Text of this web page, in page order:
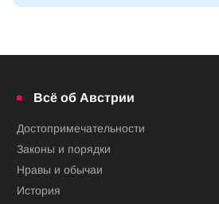
Всё об Австрии
Достопримечательности
Законы и порядки
Нравы и обычаи
История